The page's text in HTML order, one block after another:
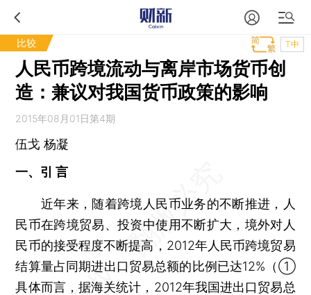
比较 T中
人民币跨境流动与离岸市场货币创
造：兼议对我国货币政策的影响
2015年08月01日第4期
伍戈 杨凝
一、引 言
近年来，随着跨境人民币业务的不断推进，人
民币在跨境贸易、投资中使用不断扩大，境外对人
民币的接受程度不断提高，2012年人民币跨境贸易
结算量占同期进出口贸易总额的比例已达12%（①
具体而言，据海关统计，2012年我国进出口贸易总